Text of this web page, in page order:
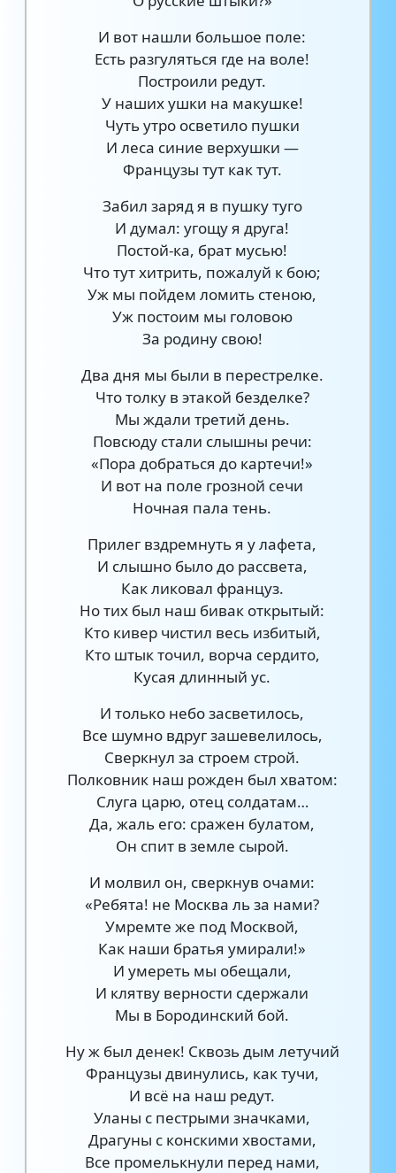
И вот нашли большое поле:
Есть разгуляться где на воле!
Построили редут.
У наших ушки на макушке!
Чуть утро осветило пушки
И леса синие верхушки —
Французы тут как тут.
Забил заряд я в пушку туго
И думал: угощу я друга!
Постой-ка, брат мусью!
Что тут хитрить, пожалуй к бою;
Уж мы пойдем ломить стеною,
Уж постоим мы головою
За родину свою!
Два дня мы были в перестрелке.
Что толку в этакой безделке?
Мы ждали третий день.
Повсюду стали слышны речи:
«Пора добраться до картечи!»
И вот на поле грозной сечи
Ночная пала тень.
Прилег вздремнуть я у лафета,
И слышно было до рассвета,
Как ликовал француз.
Но тих был наш бивак открытый:
Кто кивер чистил весь избитый,
Кто штык точил, ворча сердито,
Кусая длинный ус.
И только небо засветилось,
Все шумно вдруг зашевелилось,
Сверкнул за строем строй.
Полковник наш рожден был хватом:
Слуга царю, отец солдатам…
Да, жаль его: сражен булатом,
Он спит в земле сырой.
И молвил он, сверкнув очами:
«Ребята! не Москва ль за нами?
Умремте же под Москвой,
Как наши братья умирали!»
И умереть мы обещали,
И клятву верности сдержали
Мы в Бородинский бой.
Ну ж был денек! Сквозь дым летучий
Французы двинулись, как тучи,
И всё на наш редут.
Уланы с пестрыми значками,
Драгуны с конскими хвостами,
Все промелькнули перед нами,